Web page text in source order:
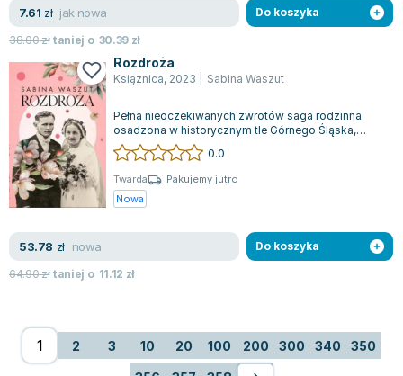
7.61 zł jak nowa
38.00złtaniej o 30.39 zł
Do koszyka
Rozdroża
Książnica, 2023 Sabina Waszut
Pełna nieoczekiwanych zwrotów saga rodzinna
osadzona w historycznym tle Górnego Śląska,
rozciągająca się od lat 30. XX wieku. Rok...
0.0
Twarda
Pakujemy jutro
Nowa
53.78 zł nowa
64.90złtaniej o 11.12 zł
Do koszyka
2 3 10 20 100 200 300 340 350